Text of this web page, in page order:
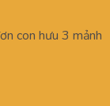
con hưu 3 mảnh